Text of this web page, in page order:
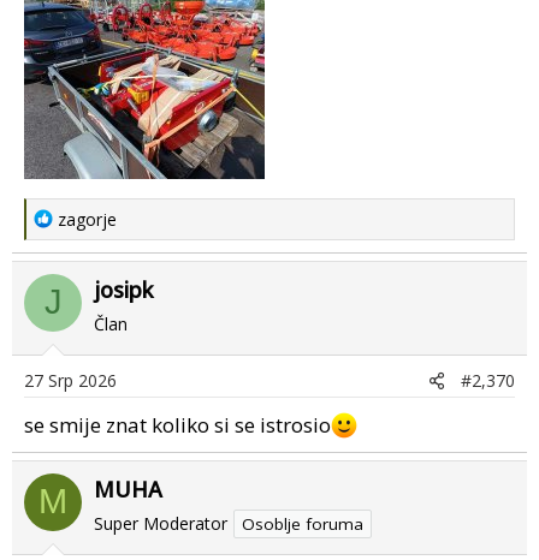
R
e
a
c
t
n
s
zagorje
J josipk
Član
27 Srp 2026 #2,370
se smije znat koliko si se istrosio
M MUHA
Super Moderator Osoblje foruma